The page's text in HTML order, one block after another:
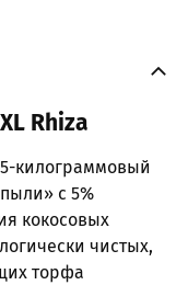
Rhiza
5-килограммовый
с 5%
кокосовых
чистых,
торфа